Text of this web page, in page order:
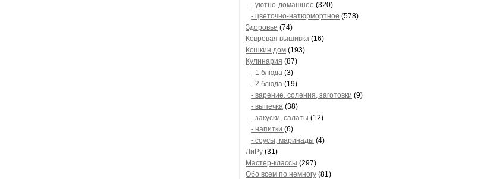
- уютно-домашнее (320)
- цветочно-натюрмортное (578)
Здоровье (74)
Ковровая вышивка (16)
Кошкин дом (193)
Кулинария (87)
- 1 блюда (3)
- 2 блюда (19)
- варение, соления, заготовки (9)
- выпечка (38)
- закуски, салаты (12)
- напитки (6)
- соусы, маринады (4)
ЛиРу (31)
Мастер-классы (297)
Обо всем по немногу (81)